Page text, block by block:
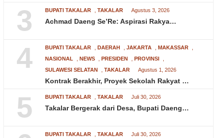
3 BUPATI TAKALAR TAKALAR Agustus 3, 2026
Achmad Daeng Se’Re: Aspirasi Rakya…
4 BUPATI TAKALAR DAERAH JAKARTA MAKASSAR
NASIONAL
NEWS PRESIDEN PROVINSI
SULAWESI SELATAN
TAKALAR Agustus 1, 2026
Kontrak Berakhir, Proyek Sekolah Rakyat …
5 BUPATI TAKALAR TAKALAR Juli 30, 2026
Takalar Bergerak dari Desa, Bupati Daeng…
BUPATI TAKALAR TAKALAR Juli 30, 2026